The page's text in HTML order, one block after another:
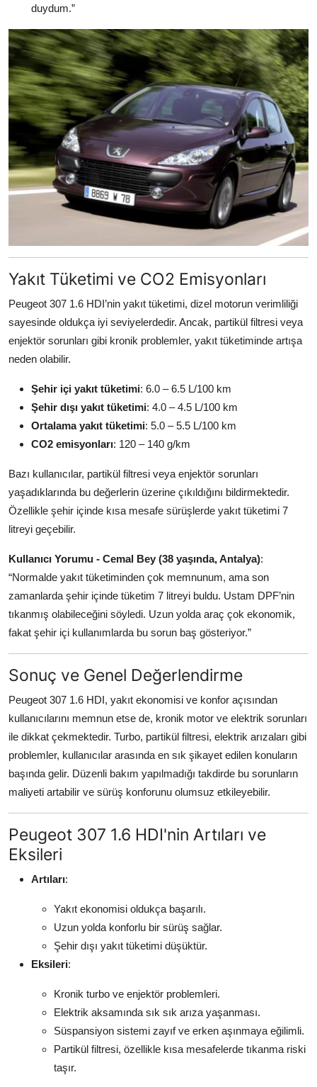
duydum.”
Yakıt Tüketimi ve CO2 Emisyonları
Peugeot 307 1.6 HDI’nin yakıt tüketimi, dizel motorun verimliliği
sayesinde oldukça iyi seviyelerdedir. Ancak, partikül filtresi veya
enjektör sorunları gibi kronik problemler, yakıt tüketiminde artışa
neden olabilir.
Şehir içi yakıt tüketimi: 6.0 – 6.5 L/100 km
Şehir dışı yakıt tüketimi: 4.0 – 4.5 L/100 km
Ortalama yakıt tüketimi: 5.0 – 5.5 L/100 km
CO2 emisyonları: 120 – 140 g/km
Bazı kullanıcılar, partikül filtresi veya enjektör sorunları
yaşadıklarında bu değerlerin üzerine çıkıldığını bildirmektedir.
Özellikle şehir içinde kısa mesafe sürüşlerde yakıt tüketimi 7
litreyi geçebilir.
Kullanıcı Yorumu - Cemal Bey (38 yaşında, Antalya):
“Normalde yakıt tüketiminden çok memnunum, ama son
zamanlarda şehir içinde tüketim 7 litreyi buldu. Ustam DPF’nin
tıkanmış olabileceğini söyledi. Uzun yolda araç çok ekonomik,
fakat şehir içi kullanımlarda bu sorun baş gösteriyor.”
Sonuç ve Genel Değerlendirme
Peugeot 307 1.6 HDI, yakıt ekonomisi ve konfor açısından
kullanıcılarını memnun etse de, kronik motor ve elektrik sorunları
ile dikkat çekmektedir. Turbo, partikül filtresi, elektrik arızaları gibi
problemler, kullanıcılar arasında en sık şikayet edilen konuların
başında gelir. Düzenli bakım yapılmadığı takdirde bu sorunların
maliyeti artabilir ve sürüş konforunu olumsuz etkileyebilir.
Peugeot 307 1.6 HDI'nin Artıları ve
Eksileri
Artıları:
Yakıt ekonomisi oldukça başarılı.
Uzun yolda konforlu bir sürüş sağlar.
Şehir dışı yakıt tüketimi düşüktür.
Eksileri:
Kronik turbo ve enjektör problemleri.
Elektrik aksamında sık sık arıza yaşanması.
Süspansiyon sistemi zayıf ve erken aşınmaya eğilimli.
Partikül filtresi, özellikle kısa mesafelerde tıkanma riski
taşır.